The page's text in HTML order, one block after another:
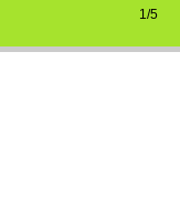
1/5